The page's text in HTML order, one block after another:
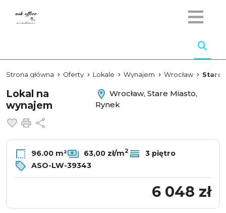
Strona główna Oferty Lokale Wynajem Wrocław Stare
Lokal na
wynajem
Wrocław, Stare Miasto,
Rynek
Dodaj do ulubionych
Drukuj
96.00 m² 63,00 zł/m2
3 piętro
ASO-LW-39343
6 048 zł